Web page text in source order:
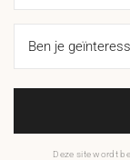
Deze site wordt